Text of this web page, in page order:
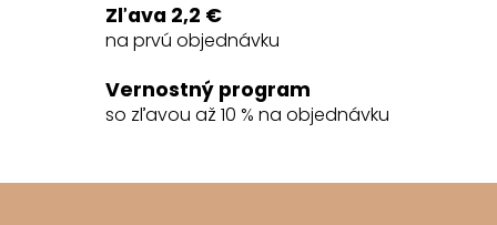
p
r
v
k
y
ý
Zľava 2,2 €
na prvú objednávku
Vernostný program
so zľavou až 10 % na objednávku